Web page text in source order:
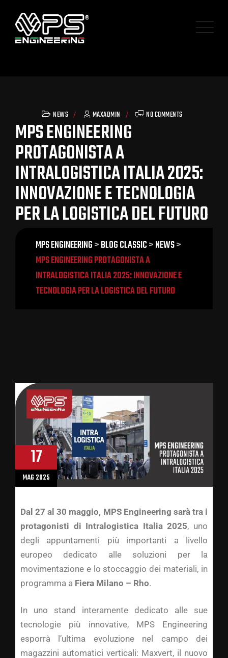
NEWS MAXADMIN NO COMMENTS
MPS ENGINEERING
PROTAGONISTA A
INTRALOGISTICA ITALIA 2025:
INNOVAZIONE E TECNOLOGIA
PER LA LOGISTICA DEL FUTURO
MPS ENGINEERING>BLOG CLASSIC>NEWS>
MPS ENGINEERING PROTAGONISTA A
INTRALOGISTICA ITALIA 2025: INNOVAZIONE E
TECNOLOGIA PER LA LOGISTICA DEL FUTURO
17
MAG 2025
Dal 27 al 30 maggio, MPS Engineering sarà tra i
protagonisti di Intralogistica Italia 2025, uno
degli appuntamenti più importanti a livello
europeo dedicato alle soluzioni per la
movimentazione e lo stoccaggio dei materiali, in
programma a Fiera Milano – Rho.
In uno stand interamente dedicato alle sue
tecnologie più innovative, MPS Engineering
esporrà l’ultima evoluzione nel campo dei
magazzini automatici verticali: Maxvert, il nuovo